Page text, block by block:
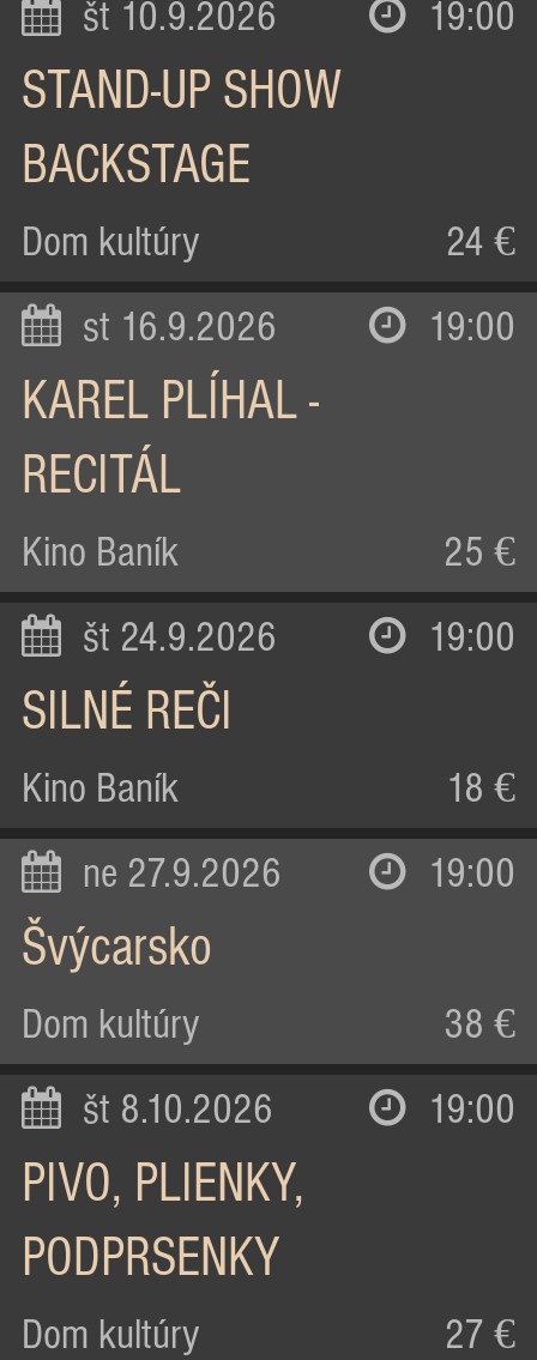
št 10.9.2026 19:00
STAND-UP SHOW
BACKSTAGE
Dom kultúry 24 €
st 16.9.2026 19:00
KAREL PLÍHAL -
RECITÁL
Kino Baník 25 €
št 24.9.2026 19:00
SILNÉ REČI
Kino Baník 18 €
ne 27.9.2026 19:00
Švýcarsko
Dom kultúry 38 €
št 8.10.2026 19:00
PIVO, PLIENKY,
PODPRSENKY
Dom kultúry 27 €